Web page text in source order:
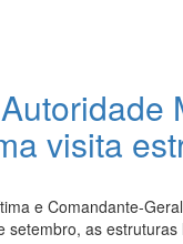
visita
e Comandante-
as